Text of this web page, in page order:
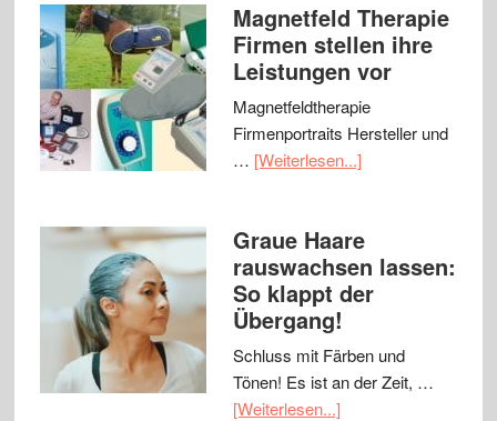
Magnetfeld Therapie
Firmen stellen ihre
Leistungen vor
Magnetfeldtherapie
Firmenportraits Hersteller und
… [Weiterlesen...]
Graue Haare
rauswachsen lassen:
So klappt der
Übergang!
Schluss mit Färben und
Tönen! Es ist an der Zeit, …
[Weiterlesen...]